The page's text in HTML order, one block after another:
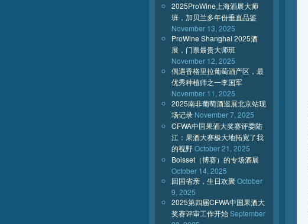
2025ProWine上海酒展大师
班，加贝兰多年份垂直品鉴
November 13, 2025
ProWine Shanghai 2025酒
展，门票最贵大师班
November 12, 2025
偶遇香格里拉葡萄酒产区，最
优秀种植师之一李国军
November 11, 2025
2025南非葡萄酒巡展北京站现
场记录 November 7, 2025
CFWA中国果酒大奖赛评委陆
江：果酒大赛极大地拓宽了我
的视野October 21, 2025
Boisset（博赛）的专场酒展
October 14, 2025
回国省亲，生日欢聚 October
9, 2025
2025第四届CFWA中国果酒大
奖赛评审工作开始September